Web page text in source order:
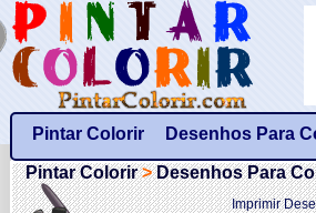
Pintar Colorir Desenhos Para
Pintar Colorir>Desenhos Para
Imprimir